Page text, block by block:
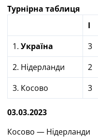
Турнірна таблиця
І
1. Україна 3
2. Нідерланди
2
3. Косово
3
03.03.2023
Косово — Нідерланди